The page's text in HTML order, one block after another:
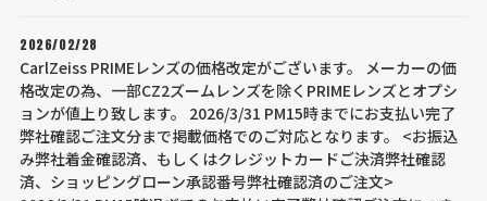
2026/02/28
CarlZeiss PRIMEレンズの価格改定がございます。 メーカーの価
格改定の為、一部CZ2ズームレンズを除くPRIMEレンズとオプシ
ョンが値上り致します。 2026/3/31 PM15時までにお支払い完了
弊社確認ご注文分まで掲載価格でのご対応となります。 <お振込
み弊社着金確認済、もしくはクレジットカードご決済弊社確認
済、ショッピングローン承認番号弊社確認済のご注文>